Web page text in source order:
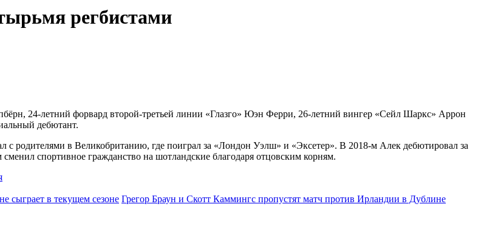
регбистами
24-летний форвард второй-третьей линии «Глазго» Юэн Ферри, 26-летний вингер «Сейл Шаркс» Аррон
дебютант.
с родителями в Великобританию, где поиграл за «Лондон Уэлш» и «Эксетер». В 2018-м Алек дебютировал за
спортивное гражданство на шотландские благодаря отцовским корням.
сыграет в текущем сезоне Грегор Браун и Скотт Каммингс пропустят матч против Ирландии в Дублине